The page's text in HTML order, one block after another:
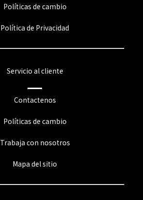
Políticas de cambio
Política de Privacidad
Servicio al cliente
Contactenos
Políticas de cambio
Trabaja con nosotros
Mapa del sitio